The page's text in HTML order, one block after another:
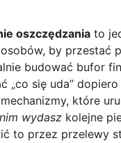
oszczędzania to
by przestać
budować bufor
„co się uda”
które
wydasz kolejne
to przez przelewy